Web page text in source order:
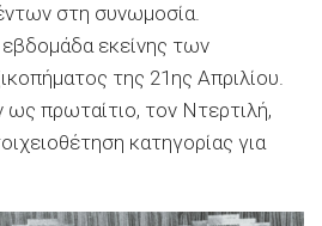
στη συνωμοσία.
εκείνης των
της 21ης Απριλίου.
ως πρωταίτιο, τον Ντερτιλή,
κατηγορίας για